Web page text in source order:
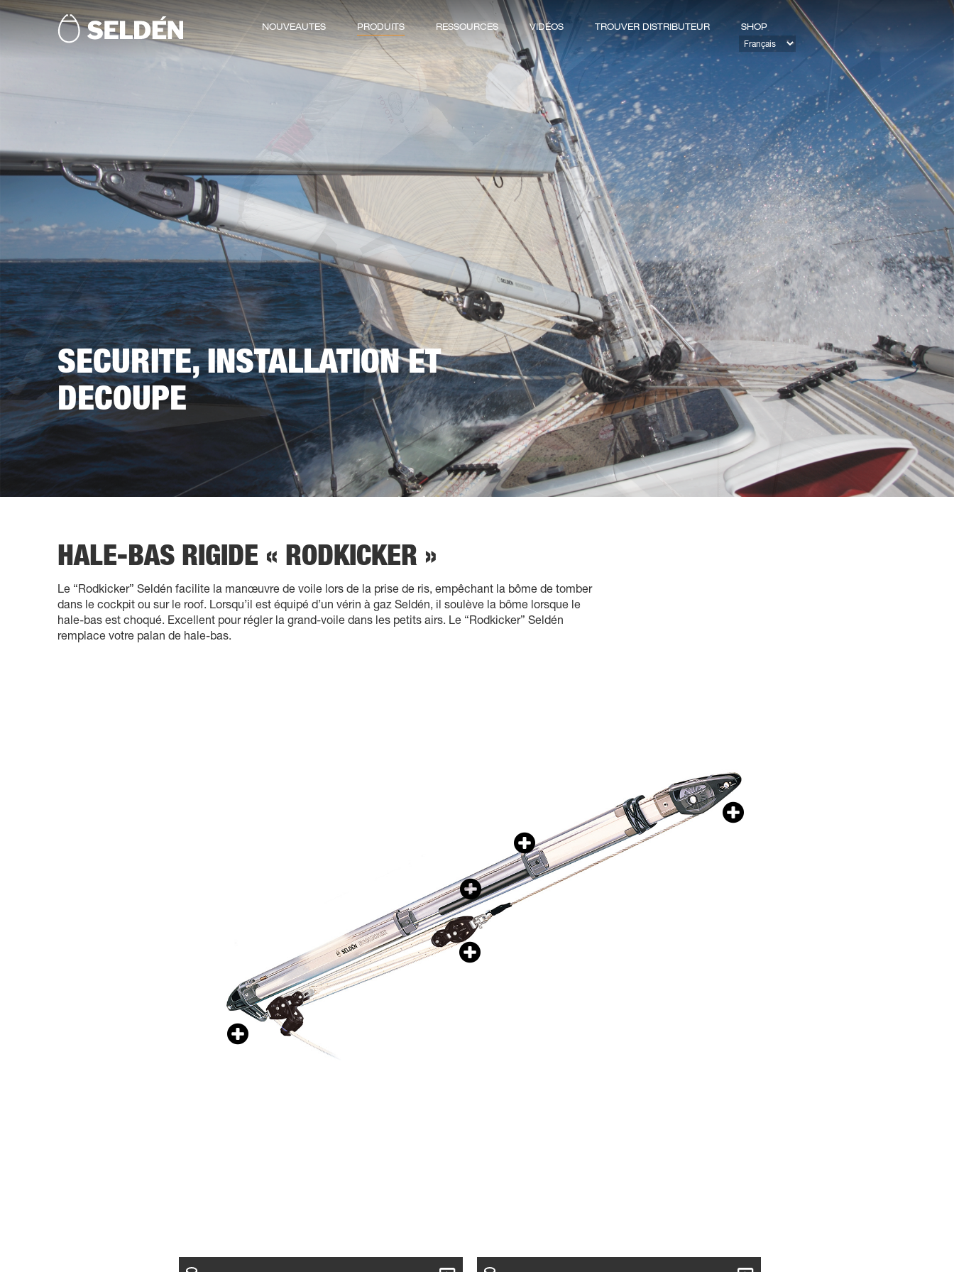
NOUVEAUTES PRODUITS RESSOURCES VIDÉOS TROUVER DISTRIBUTEUR SHOP
SECURITE, INSTALLATION ET
DECOUPE
HALE-BAS RIGIDE « RODKICKER »
Le “Rodkicker” Seldén facilite la manœuvre de voile lors de la prise de ris, empêchant la bôme de tomber
dans le cockpit ou sur le roof. Lorsqu’il est équipé d’un vérin à gaz Seldén, il soulève la bôme lorsque le
hale-bas est choqué. Excellent pour régler la grand-voile dans les petits airs. Le “Rodkicker” Seldén
remplace votre palan de hale-bas.